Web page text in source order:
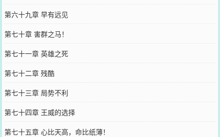
第六十九章 早有远见
第七十章 害群之马！
第七十一章 英雄之死
第七十二章 残酷
第七十三章 局势不利
第七十四章 王威的选择
第七十五章 心比天高，命比纸薄！